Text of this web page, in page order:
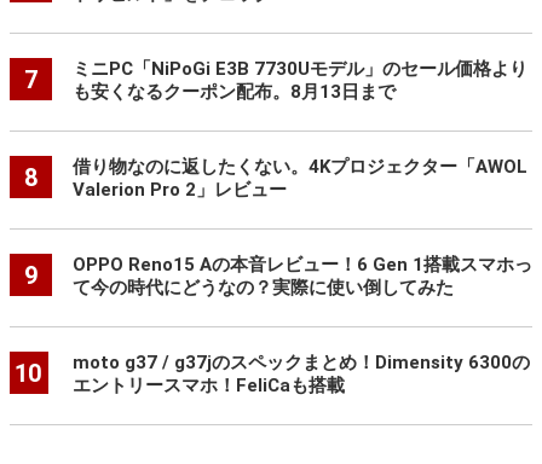
7
ミニPC「NiPoGi E3B 7730Uモデル」のセール価格より
も安くなるクーポン配布。8月13日まで
8
借り物なのに返したくない。4Kプロジェクター「AWOL
Valerion Pro 2」レビュー
9
OPPO Reno15 Aの本音レビュー！6 Gen 1搭載スマホっ
て今の時代にどうなの？実際に使い倒してみた
10
moto g37 / g37jのスペックまとめ！Dimensity 6300の
エントリースマホ！FeliCaも搭載